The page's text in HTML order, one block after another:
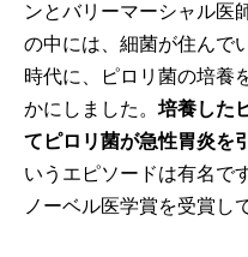
ンとバリーマーシャル医
の中には、細菌が住んで
時代に、ピロリ菌の培養
かにしました。培養した
てピロリ菌が急性胃炎を
いうエピソードは有名で
ノーベル医学賞を受賞し